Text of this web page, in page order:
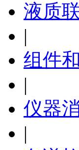
液质
|
组件
|
仪器
|